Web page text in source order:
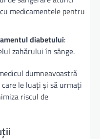
medicamentele pentru
diabetului:
zahărului în sânge.
dumneavoastră
le luați și să urmați
riscul de